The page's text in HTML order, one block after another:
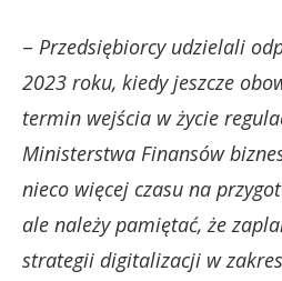
– Przedsiębiorcy udzielali
2023 roku, kiedy jeszcze
termin wejścia w życie
Ministerstwa Finansów
nieco więcej czasu na
ale należy pamiętać, że
strategii digitalizacji w